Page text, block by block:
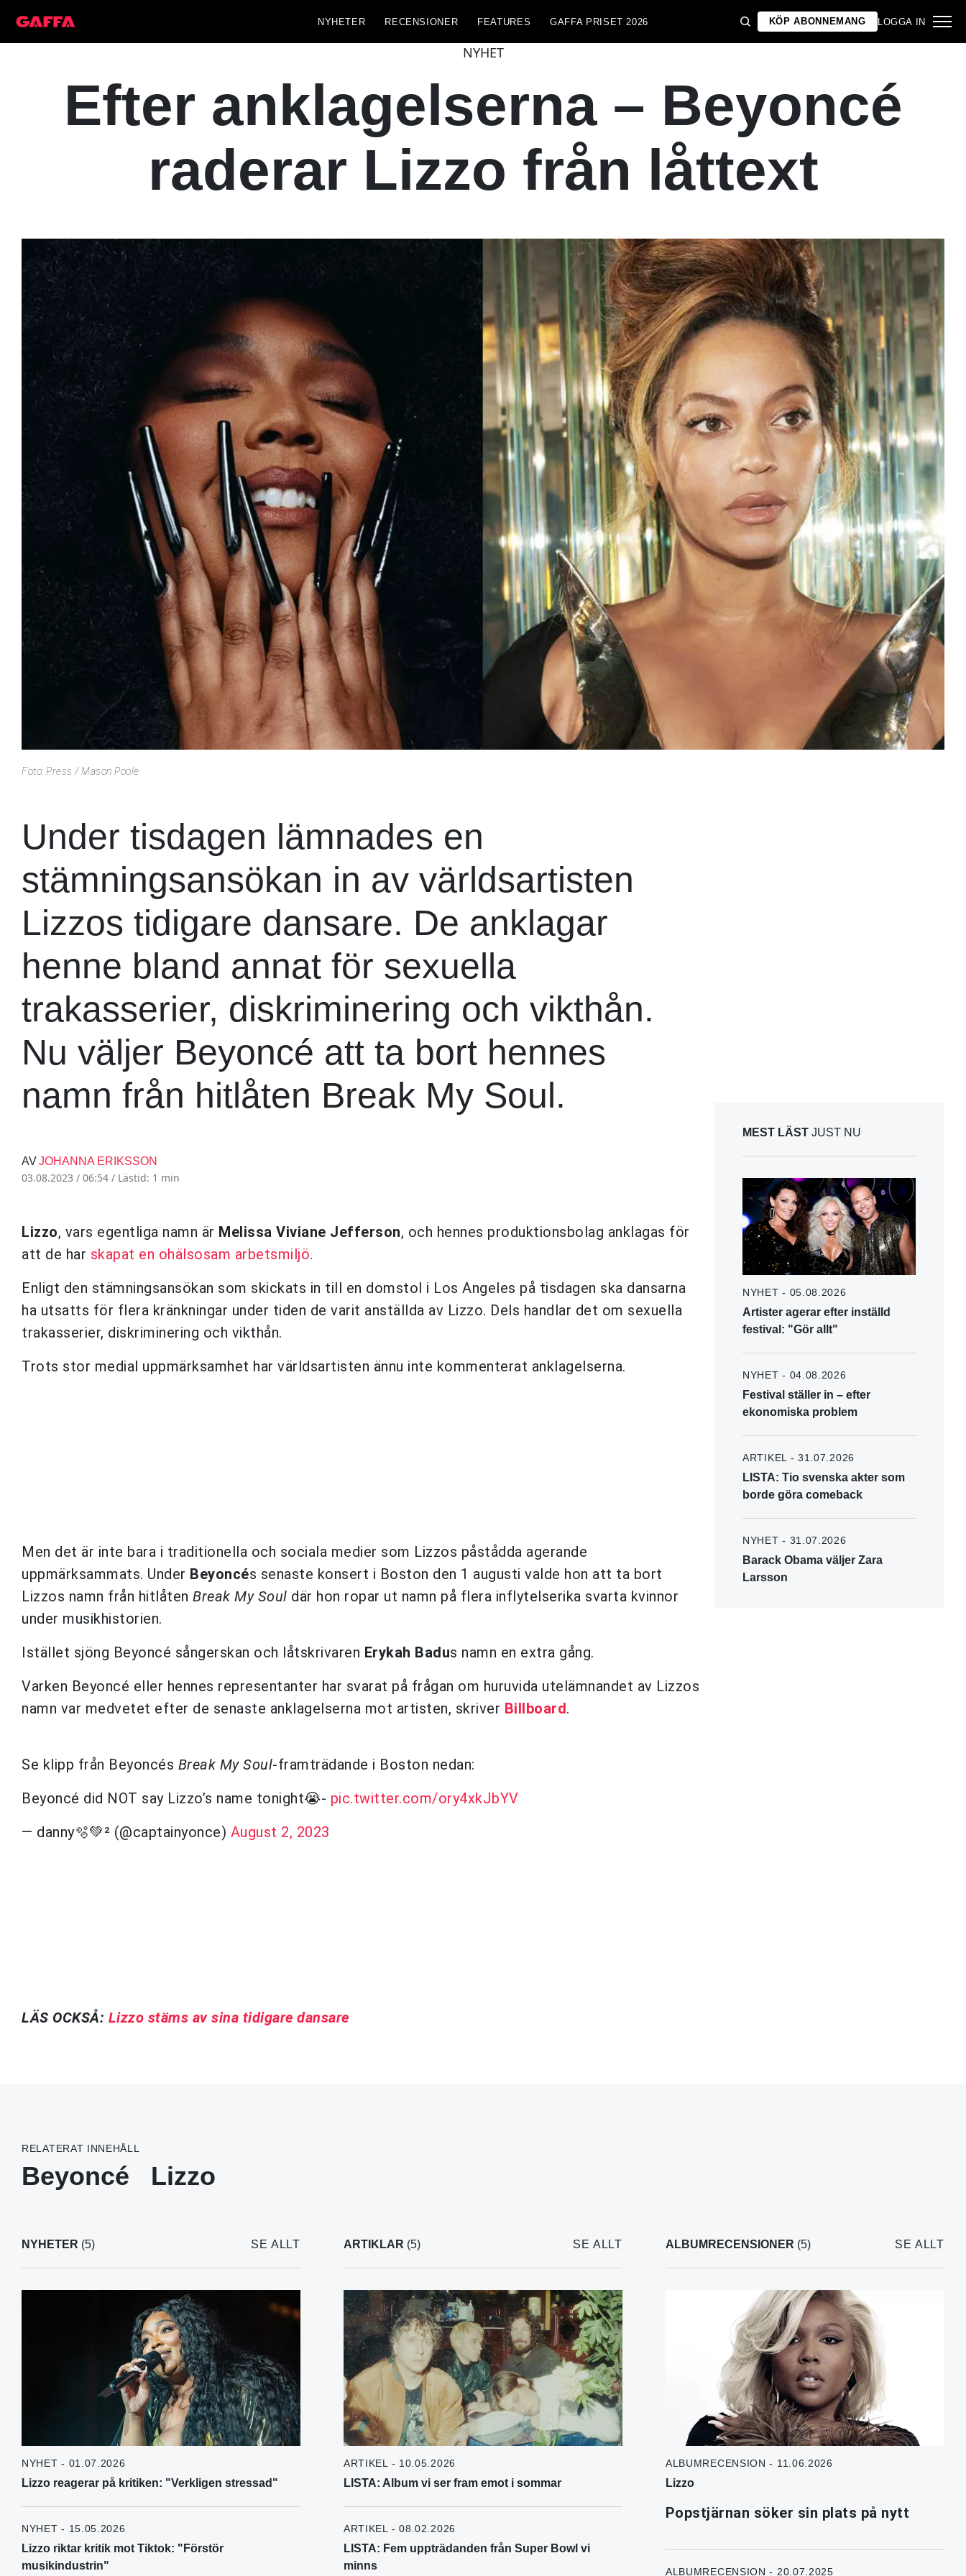
NYHETER RECENSIONER FEATURES GAFFA PRISET 2026 KÖP ABONNEMANG LOGGA IN
NYHET
Efter anklagelserna – Beyoncé
raderar Lizzo från låttext
Foto: Press / Mason Poole
Under tisdagen lämnades en
stämningsansökan in av världsartisten
Lizzos tidigare dansare. De anklagar
henne bland annat för sexuella
trakasserier, diskriminering och vikthån.
Nu väljer Beyoncé att ta bort hennes
namn från hitlåten Break My Soul.
AVJOHANNA ERIKSSON
03.08.2023 / 06:54 / Lästid: 1 min
Lizzo, vars egentliga namn är Melissa Viviane Jefferson, och hennes produktionsbolag anklagas för
att de har skapat en ohälsosam arbetsmiljö.
Enligt den stämningsansökan som skickats in till en domstol i Los Angeles på tisdagen ska dansarna
ha utsatts för flera kränkningar under tiden de varit anställda av Lizzo. Dels handlar det om sexuella
trakasserier, diskriminering och vikthån.
Trots stor medial uppmärksamhet har världsartisten ännu inte kommenterat anklagelserna.
Men det är inte bara i traditionella och sociala medier som Lizzos påstådda agerande
uppmärksammats. Under Beyoncés senaste konsert i Boston den 1 augusti valde hon att ta bort
Lizzos namn från hitlåten Break My Soul där hon ropar ut namn på flera inflytelserika svarta kvinnor
under musikhistorien.
Istället sjöng Beyoncé sångerskan och låtskrivaren Erykah Badus namn en extra gång.
Varken Beyoncé eller hennes representanter har svarat på frågan om huruvida utelämnandet av Lizzos
namn var medvetet efter de senaste anklagelserna mot artisten, skriver Billboard.
Se klipp från Beyoncés Break My Soul-framträdande i Boston nedan:
Beyoncé did NOT say Lizzo’s name tonight😭- pic.twitter.com/ory4xkJbYV
— danny🫧💚² (@captainyonce) August 2, 2023
LÄS OCKSÅ: Lizzo stäms av sina tidigare dansare
MEST LÄST JUST NU
NYHET - 05.08.2026
Artister agerar efter inställd
festival: "Gör allt"
NYHET - 04.08.2026
Festival ställer in – efter
ekonomiska problem
ARTIKEL - 31.07.2026
LISTA: Tio svenska akter som
borde göra comeback
NYHET - 31.07.2026
Barack Obama väljer Zara
Larsson
RELATERAT INNEHÅLL
Beyoncé Lizzo
NYHETER (5) SE ALLT
NYHET - 01.07.2026
Lizzo reagerar på kritiken: "Verkligen stressad"
NYHET - 15.05.2026
Lizzo riktar kritik mot Tiktok: "Förstör
musikindustrin"
ARTIKLAR (5) SE ALLT
ARTIKEL - 10.05.2026
LISTA: Album vi ser fram emot i sommar
ARTIKEL - 08.02.2026
LISTA: Fem uppträdanden från Super Bowl vi
minns
ALBUMRECENSIONER (5) SE ALLT
ALBUMRECENSION - 11.06.2026
Lizzo
Popstjärnan söker sin plats på nytt
ALBUMRECENSION - 20.07.2025